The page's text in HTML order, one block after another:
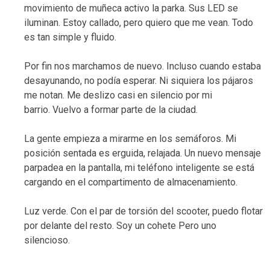
movimiento de muñeca activo la parka. Sus LED se
iluminan. Estoy callado, pero quiero que me vean. Todo
es tan simple y fluido.
Por fin nos marchamos de nuevo. Incluso cuando estaba
desayunando, no podía esperar. Ni siquiera los pájaros
me notan. Me deslizo casi en silencio por mi
barrio. Vuelvo a formar parte de la ciudad.
La gente empieza a mirarme en los semáforos. Mi
posición sentada es erguida, relajada. Un nuevo mensaje
parpadea en la pantalla, mi teléfono inteligente se está
cargando en el compartimento de almacenamiento.
Luz verde. Con el par de torsión del scooter, puedo flotar
por delante del resto. Soy un cohete Pero uno
silencioso.